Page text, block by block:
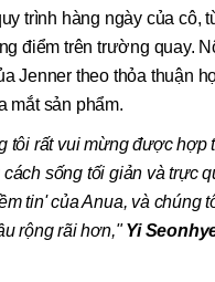
trình hàng ngày của cô,
điểm trên trường quay.
Jenner theo thỏa thuận
mắt sản phẩm.
tôi rất vui mừng được hợp
sống tối giản và trực
tin' của Anua, và chúng
rộng rãi hơn,"Yi